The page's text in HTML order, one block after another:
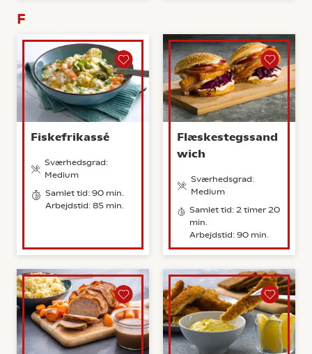
F
Fiskefrikassé
Sværhedsgrad:
Medium
Samlet tid: 90 min.
Arbejdstid: 85 min.
Flæskestegssand
wich
Sværhedsgrad:
Medium
Samlet tid: 2 timer 20
min.
Arbejdstid: 90 min.